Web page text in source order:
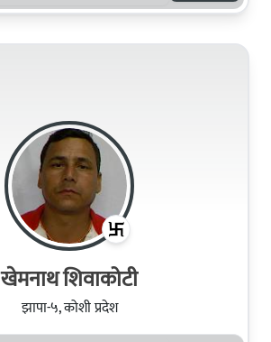
खेमनाथ शिवाकोटी
झापा-५, कोशी प्रदेश